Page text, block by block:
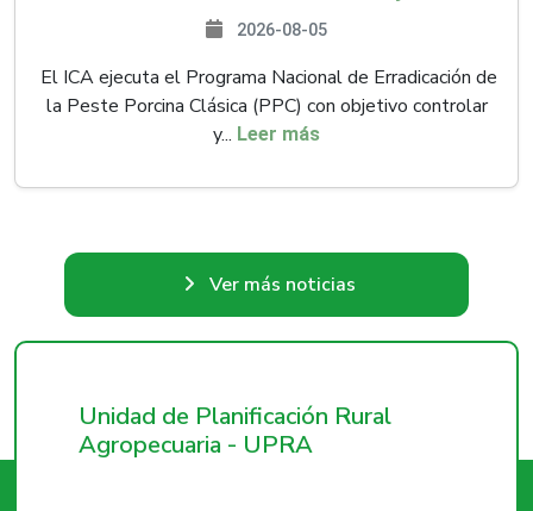
2026-08-05
El ICA ejecuta el Programa Nacional de Erradicación de
la Peste Porcina Clásica (PPC) con objetivo controlar
y... Leer más
Ver más noticias
Unidad de Planificación Rural
Agropecuaria - UPRA